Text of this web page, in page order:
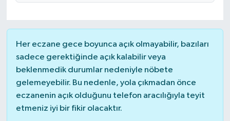
Her eczane gece boyunca açık olmayabilir, bazıları
sadece gerektiğinde açık kalabilir veya
beklenmedik durumlar nedeniyle nöbete
gelemeyebilir. Bu nedenle, yola çıkmadan önce
eczanenin açık olduğunu telefon aracılığıyla teyit
etmeniz iyi bir fikir olacaktır.